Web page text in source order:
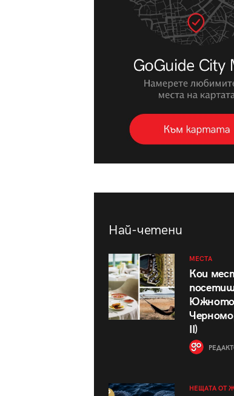
Най-четени
МЕСТА
Кои
Южното
II)
НЕЩАТА ОТ